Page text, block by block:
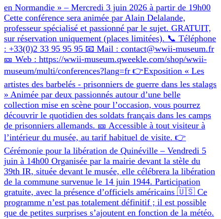
en Normandie » – Mercredi 3 juin 2026 à partir de 19h00
Cette conférence sera animée par Alain Delalande,
professeur spécialisé et passionné par le sujet. GRATUIT,
sur réservation uniquement (places limitées). 📞 Téléphone
: +33(0)2 33 95 95 95 📧 Mail : contact@wwii-museum.fr
🎫 Web : https://wwii-museum.qweekle.com/shop/wwii-
museum/multi/conferences?lang=fr 👉Exposition « Les
artistes des barbelés - prisonniers de guerre dans les stalags
» Animée par deux passionnés autour d’une belle
collection mise en scène pour l’occasion, vous pourrez
découvrir le quotidien des soldats français dans les camps
de prisonniers allemands. 🎫 Accessible à tout visiteur à
l’intérieur du musée, au tarif habituel de visite. 👉
Cérémonie pour la libération de Quinéville – Vendredi 5
juin à 14h00 Organisée par la mairie devant la stèle du
39th IR, située devant le musée, elle célébrera la libération
de la commune survenue le 14 juin 1944. Participation
gratuite, avec la présence d’officiels américains 🇺🇸 Ce
programme n’est pas totalement définitif ; il est possible
que de petites surprises s’ajoutent en fonction de la météo.